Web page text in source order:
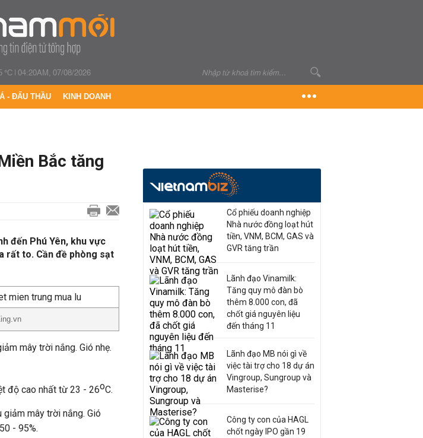
°C|04:20AM, 07/08/2026
- ĐẤU THẦU KINH DOANH
Bắc tăng
đến Phú Yên, khu vực
rất to. Cần đề phòng sạt
mây trời nắng. Gió nhẹ.
độ cao nhất từ 23 - 26oC.
giảm mây trời nắng. Gió
- 95%.
Cổ phiếu doanh nghiệp
Nhà nước đồng loạt hút
tiền, VNM, BCM, GAS và
GVR tăng trần
Lãnh đạo Vinamilk:
Tăng quy mô đàn bò
thêm 8.000 con, đã
chốt giá nguyên liệu
đến tháng 11
Lãnh đạo MB nói gì về
việc tài trợ cho 18 dự án
Vingroup, Sungroup và
Masterise?
Công ty con của HAGL
chốt ngày IPO gần 19